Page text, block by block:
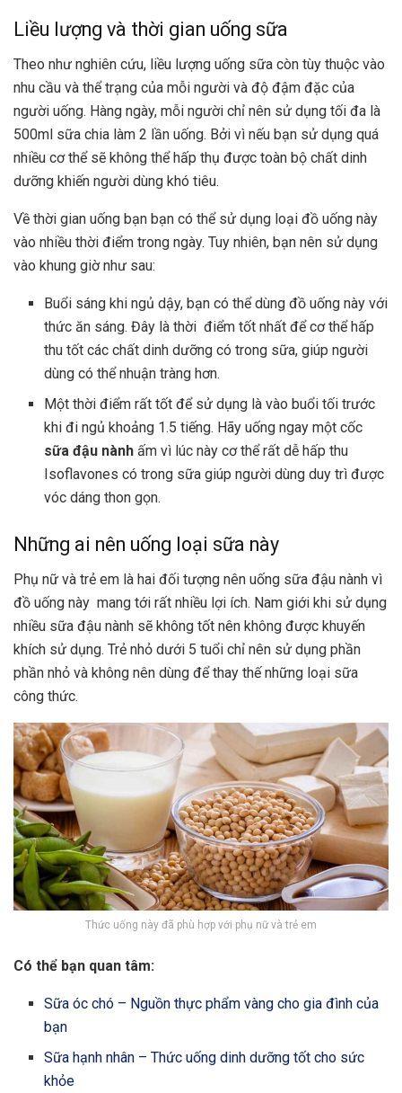
Liều lượng và thời gian uống sữa
Theo như nghiên cứu, liều lượng uống sữa còn tùy thuộc vào
nhu cầu và thể trạng của mỗi người và độ đậm đặc của
người uống. Hàng ngày, mỗi người chỉ nên sử dụng tối đa là
500ml sữa chia làm 2 lần uống. Bởi vì nếu bạn sử dụng quá
nhiều cơ thể sẽ không thể hấp thụ được toàn bộ chất dinh
dưỡng khiến người dùng khó tiêu.
Về thời gian uống bạn bạn có thể sử dụng loại đồ uống này
vào nhiều thời điểm trong ngày. Tuy nhiên, bạn nên sử dụng
vào khung giờ như sau:
Buổi sáng khi ngủ dậy, bạn có thể dùng đồ uống này với
thức ăn sáng. Đây là thời điểm tốt nhất để cơ thể hấp
thu tốt các chất dinh dưỡng có trong sữa, giúp người
dùng có thể nhuận tràng hơn.
Một thời điểm rất tốt để sử dụng là vào buổi tối trước
khi đi ngủ khoảng 1.5 tiếng. Hãy uống ngay một cốc
sữa đậu nành ấm vì lúc này cơ thể rất dễ hấp thu
Isoflavones có trong sữa giúp người dùng duy trì được
vóc dáng thon gọn.
Những ai nên uống loại sữa này
Phụ nữ và trẻ em là hai đối tượng nên uống sữa đậu nành vì
đồ uống này mang tới rất nhiều lợi ích. Nam giới khi sử dụng
nhiều sữa đậu nành sẽ không tốt nên không được khuyến
khích sử dụng. Trẻ nhỏ dưới 5 tuổi chỉ nên sử dụng phần
phần nhỏ và không nên dùng để thay thế những loại sữa
công thức.
Thức uống này đã phù hợp với phụ nữ và trẻ em
Có thể bạn quan tâm:
Sữa óc chó – Nguồn thực phẩm vàng cho gia đình của
bạn
Sữa hạnh nhân – Thức uống dinh dưỡng tốt cho sức
khỏe